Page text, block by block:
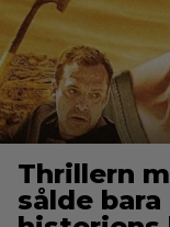
Thrillern
sålde